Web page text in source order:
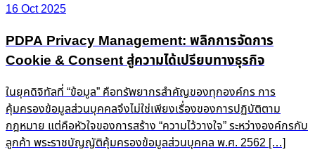
16 Oct 2025
PDPA Privacy Management: พลิกการจัดการ
Cookie & Consent สู่ความได้เปรียบทางธุรกิจ
ในยุคดิจิทัลที่ “ข้อมูล” คือทรัพยากรสำคัญของทุกองค์กร การ
คุ้มครองข้อมูลส่วนบุคคลจึงไม่ใช่เพียงเรื่องของการปฏิบัติตาม
กฎหมาย แต่คือหัวใจของการสร้าง “ความไว้วางใจ” ระหว่างองค์กรกับ
ลูกค้า พระราชบัญญัติคุ้มครองข้อมูลส่วนบุคคล พ.ศ. 2562 […]